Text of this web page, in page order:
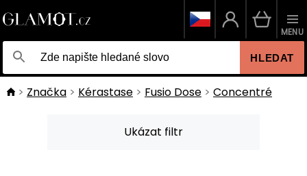
HLEDAT
MENU
Značka Kérastase Fusio Dose Concentré
Ukázat filtr